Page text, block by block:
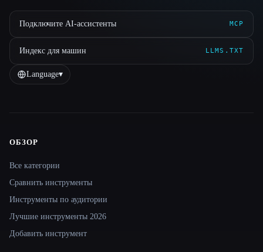
Подключите AI-ассистенты MCP
Индекс для машин LLMS.TXT
Language▾
Site navigation
ОБЗОР
Все категории
Сравнить инструменты
Инструменты по аудитории
Лучшие инструменты 2026
Добавить инструмент